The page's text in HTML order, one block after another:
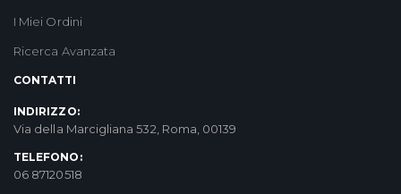
I Miei Ordini
Ricerca Avanzata
CONTATTI
INDIRIZZO:
Via della Marcigliana 532, Roma, 00139
TELEFONO:
06 87120518